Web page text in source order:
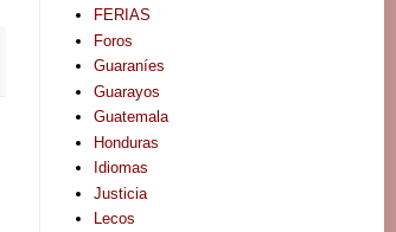
FERIAS
Foros
Guaraníes
Guarayos
Guatemala
Honduras
Idiomas
Justicia
Lecos